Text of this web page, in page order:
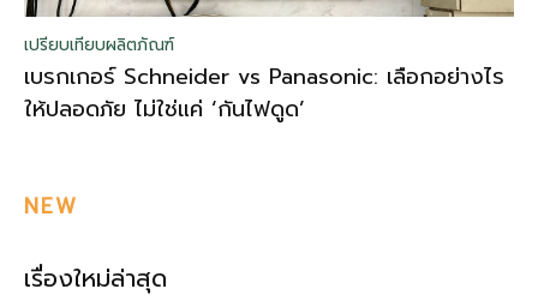
เปรียบเทียบผลิตภัณฑ์
เบรกเกอร์ Schneider vs Panasonic: เลือกอย่างไร
ให้ปลอดภัย ไม่ใช่แค่ ‘กันไฟดูด’
NEW
เรื่องใหม่ล่าสุด